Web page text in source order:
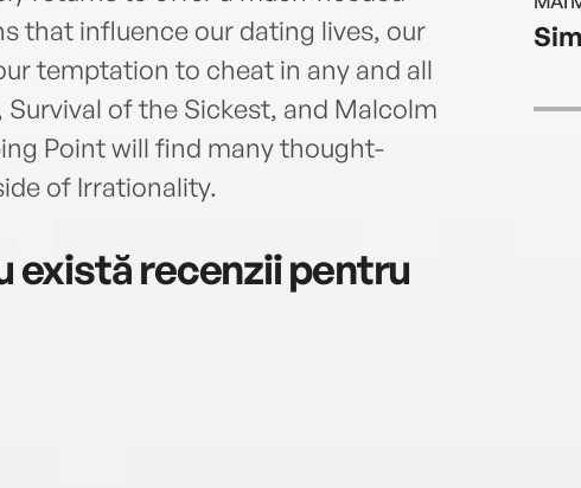
that influence our dating lives, our
temptation to cheat in any and all
of the Sickest, and Malcolm
Point will find many thought-
of Irrationality.
există recenzii pentru